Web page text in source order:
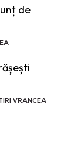
de
VRANCEA